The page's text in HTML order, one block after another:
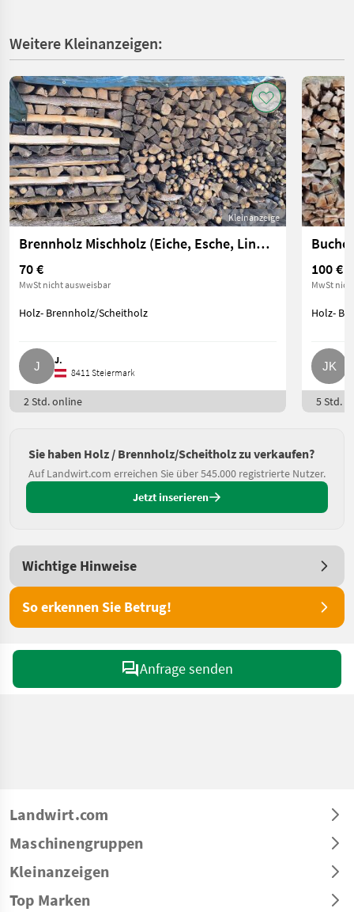
Weitere Kleinanzeigen:
Kleinanzeige
Brennholz Mischholz (Eiche, Esche, Linde und Diverses)
70 €
MwSt nicht ausweisbar
Holz- Brennholz/Scheitholz
J.
8411 Steiermark
2 Std. online
100 €
MwSt
Holz-
5 Std.
Sie haben Holz / Brennholz/Scheitholz zu verkaufen?
Auf Landwirt.com erreichen Sie über 545.000 registrierte Nutzer.
Jetzt inserieren
Wichtige Hinweise
So erkennen Sie Betrug!
Anfrage senden
Landwirt.com
Maschinengruppen
Kleinanzeigen
Top Marken